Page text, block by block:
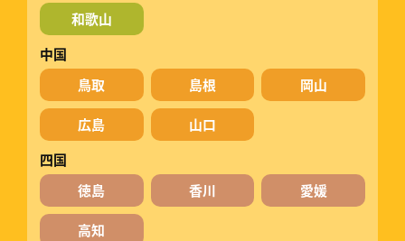
和歌山
中国
鳥取
島根 岡山
広島
山口
四国
徳島
香川 愛媛
高知